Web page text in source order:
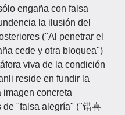
engaña con falsa
la ilusión del
("Al penetrar el
cede y otra bloquea")
viva de la condición
reside en fundir la
imagen concreta
de "falsa alegría" ("错喜